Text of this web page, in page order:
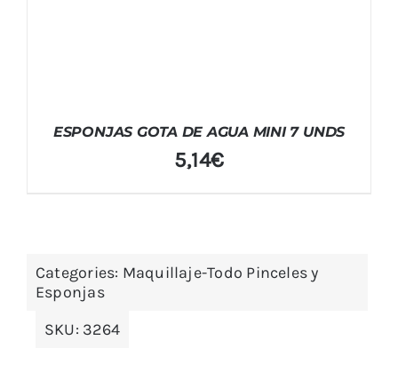
ESPONJAS GOTA DE AGUA MINI 7 UNDS
5,14€
Categories: Maquillaje-Todo Pinceles y
Esponjas
SKU: 3264